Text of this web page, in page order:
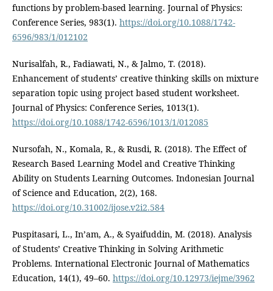
functions by problem-based learning. Journal of Physics:
Conference Series, 983(1). https://doi.org/10.1088/1742-
6596/983/1/012102
Nurisalfah, R., Fadiawati, N., & Jalmo, T. (2018).
Enhancement of students’ creative thinking skills on mixture
separation topic using project based student worksheet.
Journal of Physics: Conference Series, 1013(1).
https://doi.org/10.1088/1742-6596/1013/1/012085
Nursofah, N., Komala, R., & Rusdi, R. (2018). The Effect of
Research Based Learning Model and Creative Thinking
Ability on Students Learning Outcomes. Indonesian Journal
of Science and Education, 2(2), 168.
https://doi.org/10.31002/ijose.v2i2.584
Puspitasari, L., In’am, A., & Syaifuddin, M. (2018). Analysis
of Students’ Creative Thinking in Solving Arithmetic
Problems. International Electronic Journal of Mathematics
Education, 14(1), 49–60. https://doi.org/10.12973/iejme/3962